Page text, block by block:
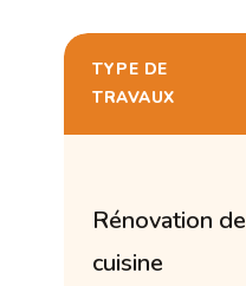
TYPE DE
TRAVAUX
Rénovation de
cuisine